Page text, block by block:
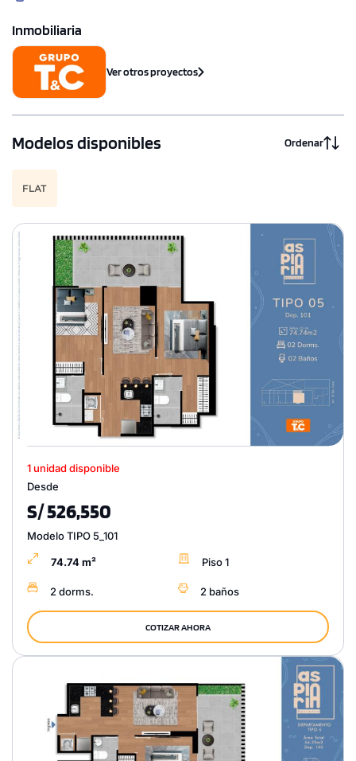
Inmobiliaria
Ver otros proyectos
Modelos disponibles Ordenar
FLAT
1 unidad disponible
Desde
S/ 526,550
Modelo TIPO 5_101
74.74 m² Piso 1
2 dorms. 2 baños
COTIZAR AHORA